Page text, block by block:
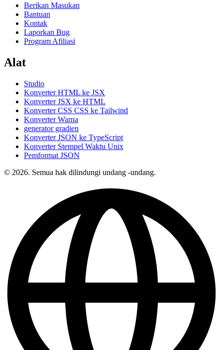
Berikan Masukan
Bantuan
Kontak
Laporkan Bug
Program Afiliasi
Alat
Studio
Konverter HTML ke JSX
Konverter JSX ke HTML
Konverter CSS CSS ke Tailwind
Konverter Warna
generator gradien
Konverter JSON ke TypeScript
Konverter Stempel Waktu Unix
Pemformat JSON
© 2026. Semua hak dilindungi undang -undang.